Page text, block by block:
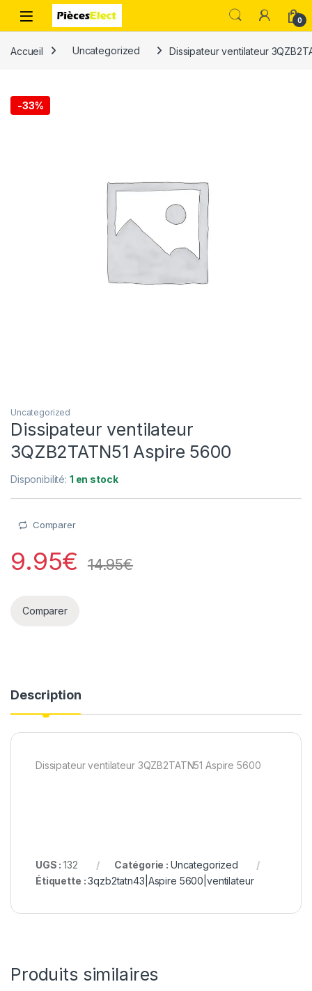
0
Accueil Uncategorized Dissipateur ventilateur
-33%
Uncategorized
Dissipateur ventilateur
3QZB2TATN51 Aspire 5600
Disponibilité: 1 en stock
Comparer
9.95€ 14.95€
Comparer
Description
Dissipateur ventilateur 3QZB2TATN51 Aspire 5600
UGS :132 Catégorie : Uncategorized
Étiquette :3qzb2tatn43|Aspire 5600|ventilateur
Produits similaires